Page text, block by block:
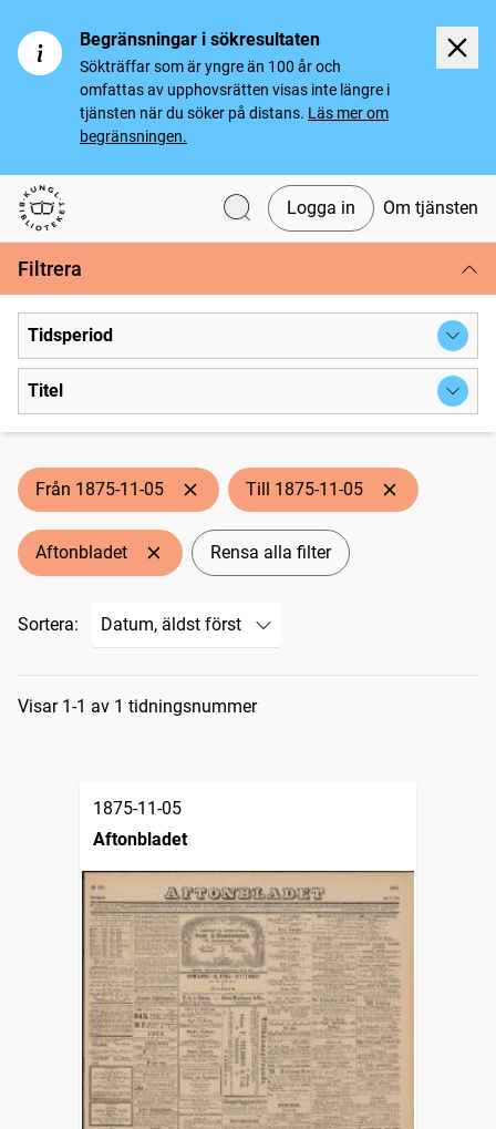
Begränsningar i sökresultaten
Sökträffar som är yngre än 100 år och
omfattas av upphovsrätten visas inte längre i
tjänsten när du söker på distans. Läs mer om
begränsningen.
Svenska tidningar
Logga in Om tjänsten
Filtrera
Tidsperiod
Titel
Från 1875-11-05 Till 1875-11-05
Aftonbladet Rensa alla filter
Sortera:
Sökresultat
Visar 1-1 av 1 tidningsnummer
1875-11-05
Aftonbladet